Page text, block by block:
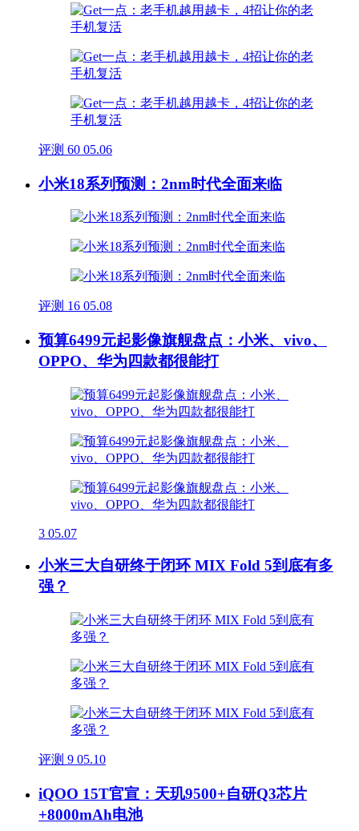
评测 60 05.06
小米18系列预测：2nm时代全面来临
评测 16 05.08
预算6499元起影像旗舰盘点：小米、vivo、
OPPO、华为四款都很能打
3 05.07
小米三大自研终于闭环 MIX Fold 5到底有多
强？
评测 9 05.10
iQOO 15T官宣：天玑9500+自研Q3芯片
+8000mAh电池